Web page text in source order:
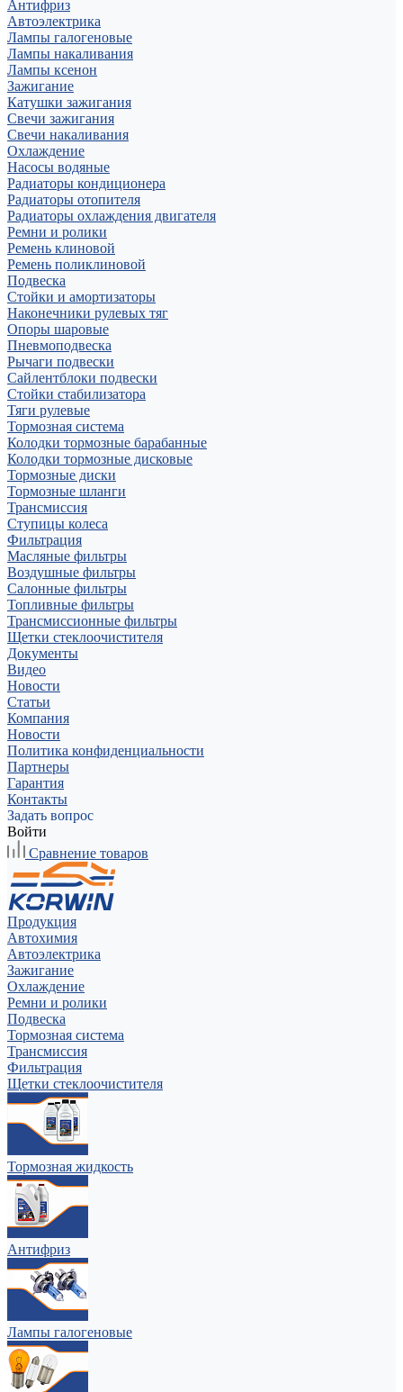
Антифриз
Автоэлектрика
Лампы галогеновые
Лампы накаливания
Лампы ксенон
Зажигание
Катушки зажигания
Свечи зажигания
Свечи накаливания
Охлаждение
Насосы водяные
Радиаторы кондиционера
Радиаторы отопителя
Радиаторы охлаждения двигателя
Ремни и ролики
Ремень клиновой
Ремень поликлиновой
Подвеска
Стойки и амортизаторы
Наконечники рулевых тяг
Опоры шаровые
Пневмоподвеска
Рычаги подвески
Сайлентблоки подвески
Стойки стабилизатора
Тяги рулевые
Тормозная система
Колодки тормозные барабанные
Колодки тормозные дисковые
Тормозные диски
Тормозные шланги
Трансмиссия
Ступицы колеса
Фильтрация
Масляные фильтры
Воздушные фильтры
Салонные фильтры
Топливные фильтры
Трансмиссионные фильтры
Щетки стеклоочистителя
Документы
Видео
Новости
Статьи
Компания
Новости
Политика конфиденциальности
Партнеры
Гарантия
Контакты
Задать вопрос
Войти
Сравнение товаров
Продукция
Автохимия
Автоэлектрика
Зажигание
Охлаждение
Ремни и ролики
Подвеска
Тормозная система
Трансмиссия
Фильтрация
Щетки стеклоочистителя
Тормозная жидкость
Антифриз
Лампы галогеновые